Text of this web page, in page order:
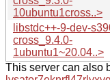
10ubuntu1cross..>
libstdc++-9-dev-
cross_9.4.0-
1ubuntu1~20.04..>
This server can also